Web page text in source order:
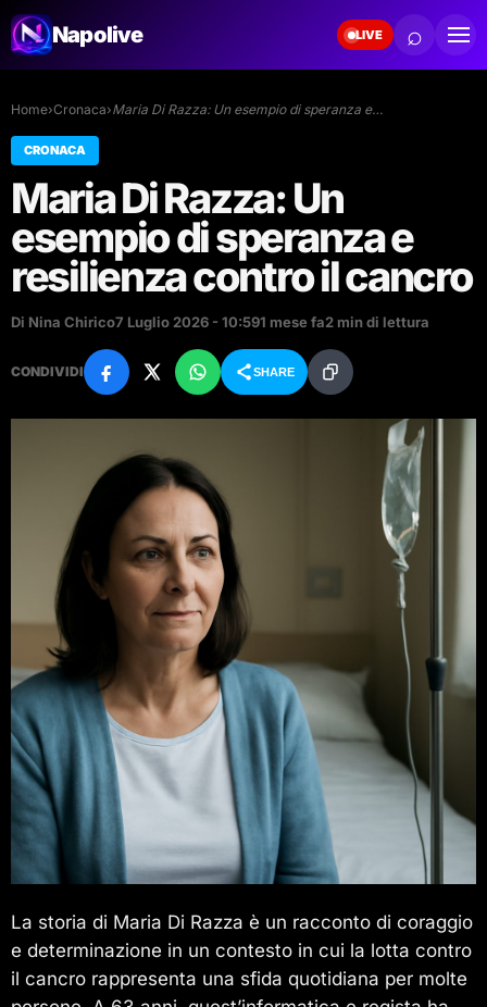
Napolive LIVE ⌕
Home›Cronaca›Maria Di Razza: Un esempio di speranza e…
CRONACA
Maria Di Razza: Un
esempio di speranza e
resilienza contro il cancro
Di Nina Chirico7 Luglio 2026 - 10:591 mese fa2 min di lettura
CONDIVIDI SHARE
La storia di Maria Di Razza è un racconto di coraggio
e determinazione in un contesto in cui la lotta contro
il cancro rappresenta una sfida quotidiana per molte